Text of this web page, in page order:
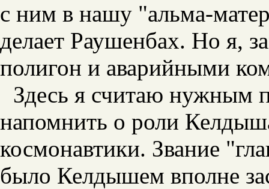
с ним в нашу "альма-
делает Раушенбах. Но я,
полигон и аварийными
Здесь я считаю нужным
напомнить о роли
космонавтики. Звание
было Келдышем вполне